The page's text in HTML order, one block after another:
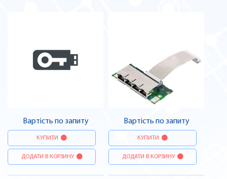
Вартість по запиту
КУПИТИ
ДОДАТИ В КОРЗИНУ
Вартість по запиту
КУПИТИ
ДОДАТИ В КОРЗИНУ